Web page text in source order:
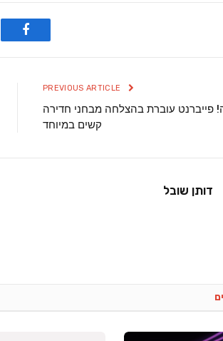
פייברנט עוברת בהצלחה מבחני חדירה
קשים במיוחד
דותן שובל